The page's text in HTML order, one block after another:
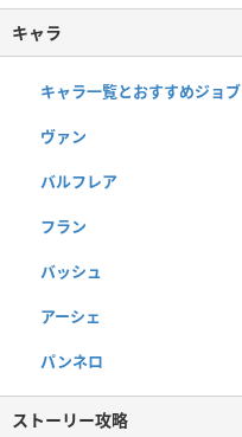
キャラ
キャラ一覧とおすすめジョブ
ヴァン
バルフレア
フラン
バッシュ
アーシェ
パンネロ
ストーリー攻略